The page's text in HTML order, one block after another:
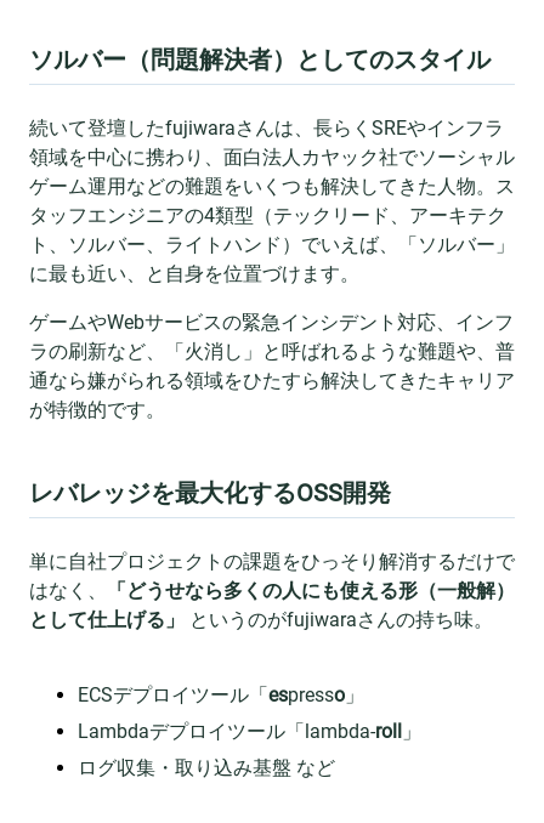
ソルバー（問題解決者）としてのスタイル
続いて登壇したfujiwaraさんは、長らくSREやインフラ
領域を中心に携わり、面白法人カヤック社でソーシャル
ゲーム運用などの難題をいくつも解決してきた人物。ス
タッフエンジニアの4類型（テックリード、アーキテク
ト、ソルバー、ライトハンド）でいえば、「ソルバー」
に最も近い、と自身を位置づけます。
ゲームやWebサービスの緊急インシデント対応、インフ
ラの刷新など、「火消し」と呼ばれるような難題や、普
通なら嫌がられる領域をひたすら解決してきたキャリア
が特徴的です。
レバレッジを最大化するOSS開発
単に自社プロジェクトの課題をひっそり解消するだけで
はなく、
「どうせなら多くの人にも使える形（一般解）
として仕上げる」
というのがfujiwaraさんの持ち味。
ECSデプロイツール「 espresso 」
Lambdaデプロイツール「lambda-roll
」
ログ収集・取り込み基盤 など